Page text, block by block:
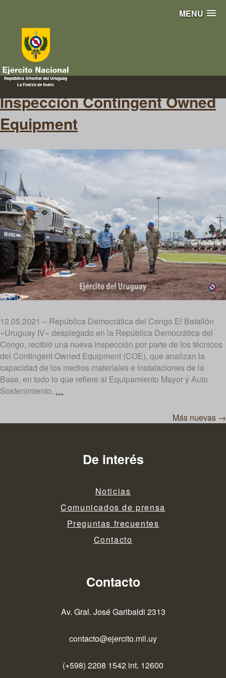
MENU
COE
Inspección Contingent Owned
Equipment
12.05.2021 – República Democrática del Congo El Batallón
«Uruguay IV» desplegado en la República Democrática del
Congo, recibió una nueva inspección por parte de los técnicos
del Contingent Owned Equipment (COE), que analizan la
capacidad de los medios materiales e instalaciones de la
Base, en todo lo que refiere al Equipamiento Mayor y Auto
Sostenimiento. …
Equipment
de
Más nuevas →
De interés
Noticias
Comunicados de prensa
Preguntas frecuentes
Contacto
Contacto
Av. Gral. José Garibaldi 2313
contacto@ejercito.mil.uy
(+598) 2208 1542 int. 12600